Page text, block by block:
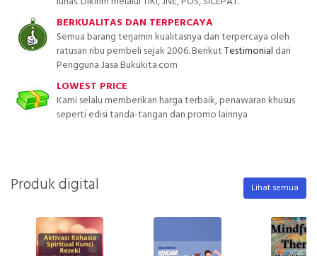
BERKUALITAS DAN TERPERCAYA
Semua barang terjamin kualitasnya dan terpercaya oleh
ratusan ribu pembeli sejak 2006. BerikutTestimonial dari
Pengguna Jasa Bukukita.com
LOWEST PRICE
Kami selalu memberikan harga terbaik, penawaran khusus
seperti edisi tanda-tangan dan promo lainnya
Produk digital Lihat semua